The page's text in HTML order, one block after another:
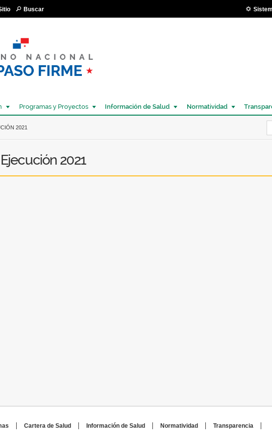
Buscar
Programas y Proyectos Información de Salud Normatividad
AQUÍ
2021
2021
Cartera de Salud Información de Salud Normatividad
Transparencia